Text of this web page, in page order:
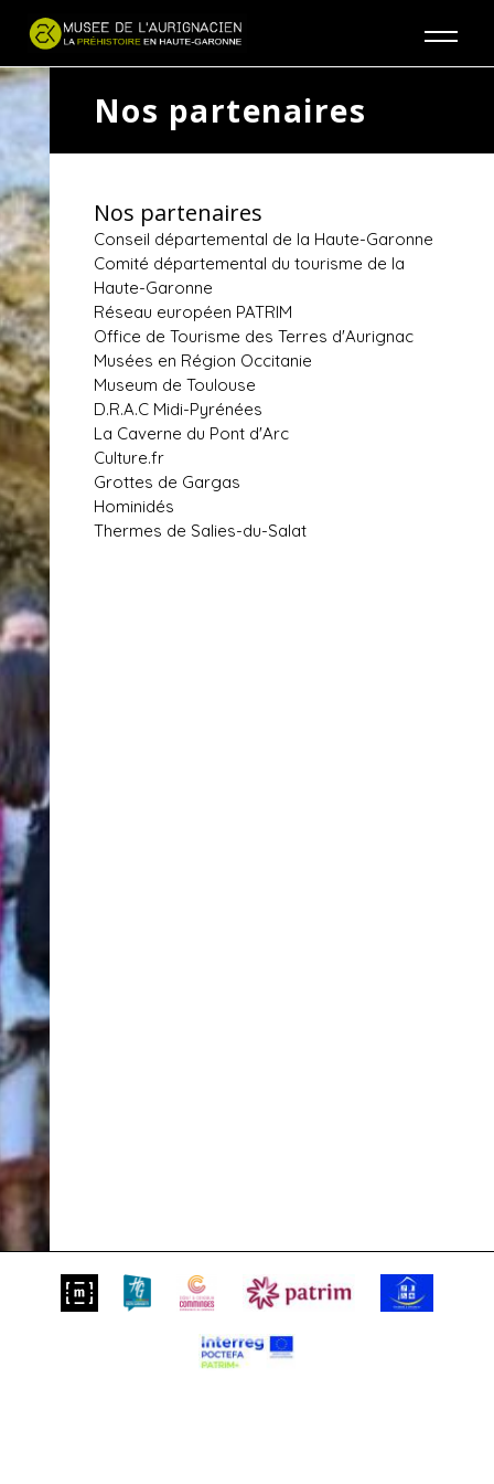
Nos partenaires
Nos partenaires
Conseil départemental de la Haute-Garonne
Comité départemental du tourisme de la
Haute-Garonne
Réseau européen PATRIM
Office de Tourisme des Terres d'Aurignac
Musées en Région Occitanie
Museum de Toulouse
D.R.A.C Midi-Pyrénées
La Caverne du Pont d'Arc
Culture.fr
Grottes de Gargas
Hominidés
Thermes de Salies-du-Salat